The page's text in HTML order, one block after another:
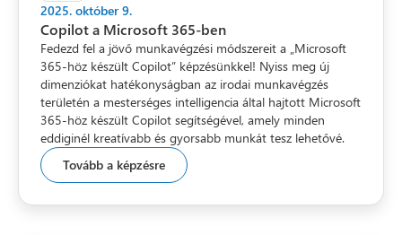
2025. október 9.
Copilot a Microsoft 365-ben
Fedezd fel a jövő munkavégzési módszereit a „Microsoft
365-höz készült Copilot” képzésünkkel! Nyiss meg új
dimenziókat hatékonyságban az irodai munkavégzés
területén a mesterséges intelligencia által hajtott Microsoft
365-höz készült Copilot segítségével, amely minden
eddiginél kreatívabb és gyorsabb munkát tesz lehetővé.
Tovább a képzésre